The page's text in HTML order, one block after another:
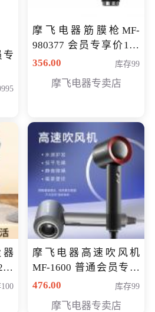
摩飞电器筋膜枪MF-
980377 会员专享价199
元
356.00 库存99
摩飞电器专卖店
摩飞电器高速吹风机
MF-1600 普通会员专享
价298元
476.00 库存99
摩飞电器专卖店